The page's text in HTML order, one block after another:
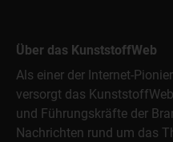
Über das KunststoffWeb
Als einer der Internet-
versorgt das
und Führungskräfte der
Nachrichten rund um das